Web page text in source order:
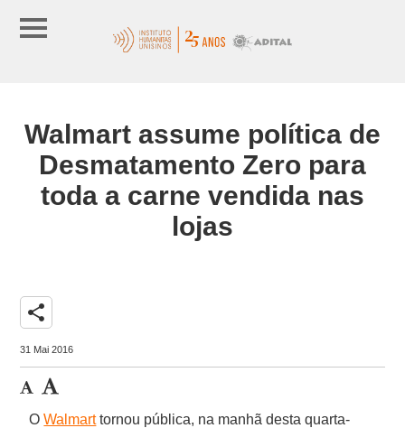
Walmart assume política de
Desmatamento Zero para
toda a carne vendida nas
lojas
share
31 Mai 2016
O Walmarttornou pública, na manhã desta quarta-